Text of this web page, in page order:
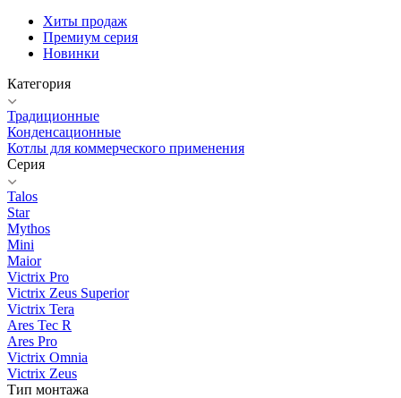
Хиты продаж
Премиум серия
Новинки
Категория
Традиционные
Конденсационные
Котлы для коммерческого применения
Серия
Talos
Star
Mythos
Mini
Maior
Victrix Pro
Victrix Zeus Superior
Victrix Tera
Ares Tec R
Ares Pro
Victrix Omnia
Victrix Zeus
Тип монтажа